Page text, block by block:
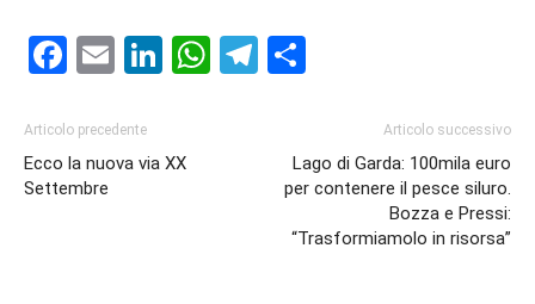
Facebook
EmailLinkedIn
WhatsApp
Telegram
Articolo precedente
Ecco la nuova via XX
Settembre
Articolo successivo
Lago di Garda: 100mila euro
per contenere il pesce siluro.
Bozza e Pressi:
“Trasformiamolo in risorsa”